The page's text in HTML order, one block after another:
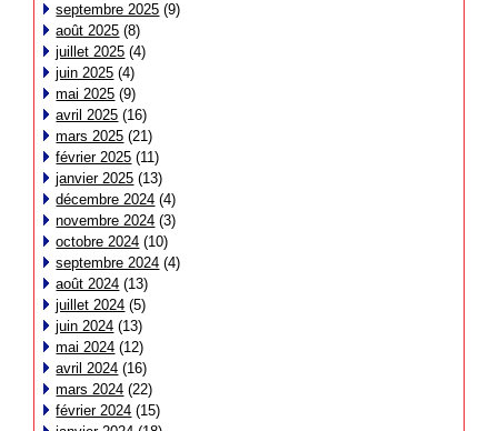
septembre 2025 (9)
août 2025 (8)
juillet 2025 (4)
juin 2025 (4)
mai 2025 (9)
avril 2025 (16)
mars 2025 (21)
février 2025 (11)
janvier 2025 (13)
décembre 2024 (4)
novembre 2024 (3)
octobre 2024 (10)
septembre 2024 (4)
août 2024 (13)
juillet 2024 (5)
juin 2024 (13)
mai 2024 (12)
avril 2024 (16)
mars 2024 (22)
février 2024 (15)